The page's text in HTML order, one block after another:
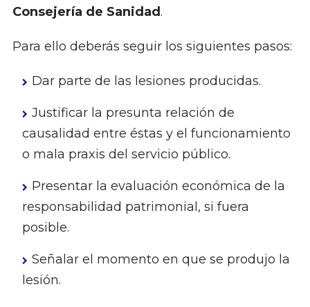
Consejería de Sanidad.
Para ello deberás seguir los siguientes pasos:
Dar parte de las lesiones producidas.
Justificar la presunta relación de
causalidad entre éstas y el funcionamiento
o mala praxis del servicio público.
Presentar la evaluación económica de la
responsabilidad patrimonial, si fuera
posible.
Señalar el momento en que se produjo la
lesión.